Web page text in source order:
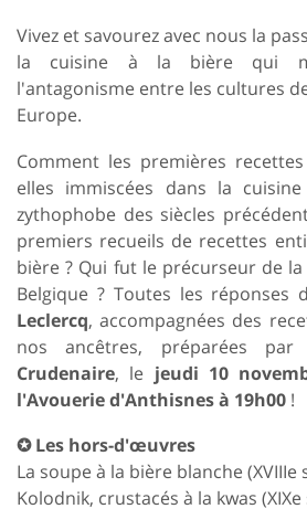
Vivez et savourez avec nous la
la cuisine à la bière qui
l'antagonisme entre les cultures
Europe.
Comment les premières
elles immiscées dans la
zythophobe des siècles
premiers recueils de recettes
bière ? Qui fut le précurseur de
Belgique ? Toutes les réponses
Leclercq, accompagnées des
nos ancêtres, préparées
Crudenaire, le jeudi 10
l'Avouerie d'Anthisnes à 19h00 !
✪ Les hors-d'œuvres
La soupe à la bière blanche (XVIIIe
Kolodnik, crustacés à la kwas (XIXe